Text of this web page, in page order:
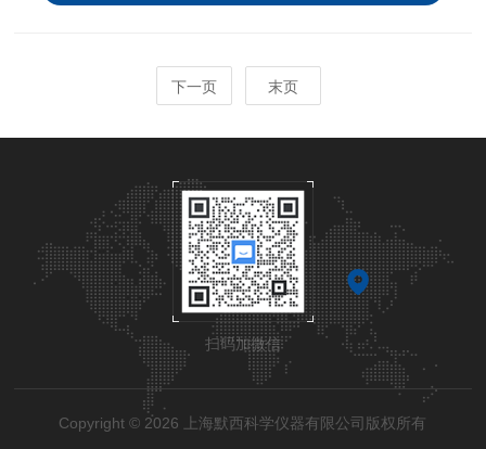
下一页 末页
扫码加微信
Copyright © 2026 上海默西科学仪器有限公司版权所有